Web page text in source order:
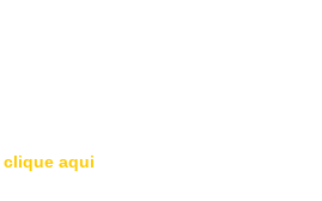
clique aqui